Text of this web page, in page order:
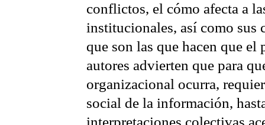
conflictos, el cómo afecta a
institucionales, así como sus
que son las que hacen que el
autores advierten que para
organizacional ocurra,
social de la información,